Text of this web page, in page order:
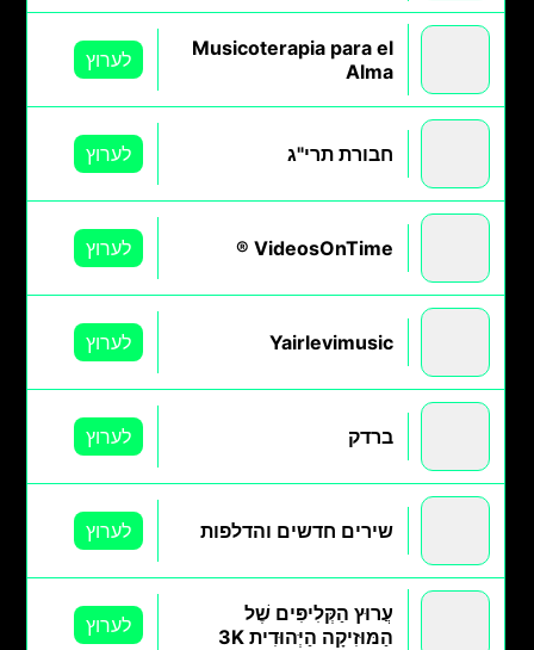
Musicoterapia para el
Alma
לערוץ
חבורת תרי"ג לערוץ
VideosOnTime ® לערוץ
Yairlevimusic לערוץ
ברדק לערוץ
שירים חדשים והדלפות לערוץ
עֲרוּץ הַקְּלִיפִּים שֶׁל
הַמּוּזִיקָה הַיְּהוּדִית 3K
לערוץ